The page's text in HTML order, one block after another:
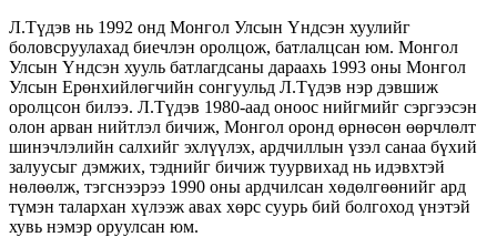
Л.Түдэв нь 1992 онд Монгол Улсын Үндсэн хуулийг
боловсруулахад биечлэн оролцож, батлалцсан юм. Монгол
Улсын Үндсэн хууль батлагдсаны дараахь 1993 оны Монгол
Улсын Ерөнхийлөгчийн сонгуульд Л.Түдэв нэр дэвшиж
оролцсон билээ. Л.Түдэв 1980-аад оноос нийгмийг сэргээсэн
олон арван нийтлэл бичиж, Монгол оронд өрнөсөн өөрчлөлт
шинэчлэлийн салхийг эхлүүлэх, ардчиллын үзэл санаа бүхий
залуусыг дэмжих, тэднийг бичиж туурвихад нь идэвхтэй
нөлөөлж, тэгснээрээ 1990 оны ардчилсан хөдөлгөөнийг ард
түмэн талархан хүлээж авах хөрс суурь бий болгоход үнэтэй
хувь нэмэр оруулсан юм.